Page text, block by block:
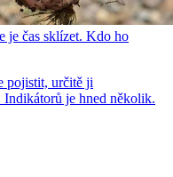
je čas sklízet. Kdo ho
pojistit, určitě ji
Indikátorů je hned několik.